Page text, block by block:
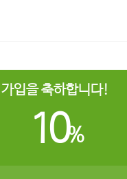
가입을 축하합니다!
10%